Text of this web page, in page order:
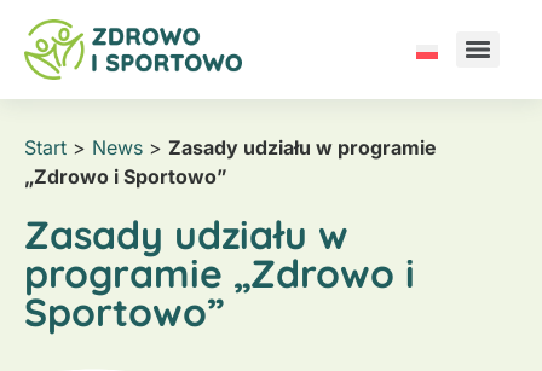
Start > News > Zasady udziału w programie
„Zdrowo i Sportowo”
Zasady udziału w
programie „Zdrowo i
Sportowo”